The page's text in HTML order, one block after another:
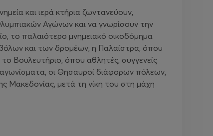
και ιερά κτήρια ζωντανεύουν,
Αγώνων και να γνωρίσουν την
το παλαιότερο μνημειακό οικοδόμημα
και των δρομέων, η Παλαίστρα, όπου
Βουλευτήριο, όπου αθλητές, συγγενείς
οι Θησαυροί διάφορων πόλεων,
Μακεδονίας, μετά τη νίκη του στη μάχη